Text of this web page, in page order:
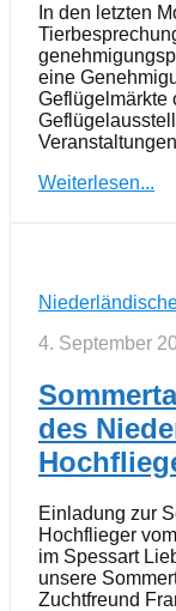
In den letzten
eine
Geflügelmärkte
Weiterlesen...
4. September
des
Einladung zur
Hochflieger
im Spessart
unsere
Zuchtfreund